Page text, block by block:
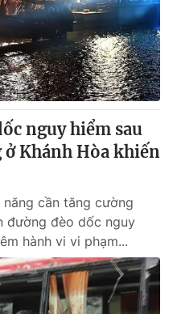
nguy hiểm sau
Khánh Hòa khiến
cần tăng cường
đường đèo dốc nguy
hành vi vi phạm...